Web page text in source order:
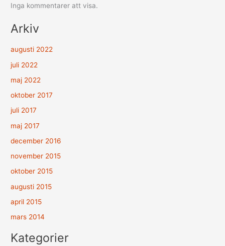
Inga kommentarer att visa.
Arkiv
augusti 2022
juli 2022
maj 2022
oktober 2017
juli 2017
maj 2017
december 2016
november 2015
oktober 2015
augusti 2015
april 2015
mars 2014
Kategorier